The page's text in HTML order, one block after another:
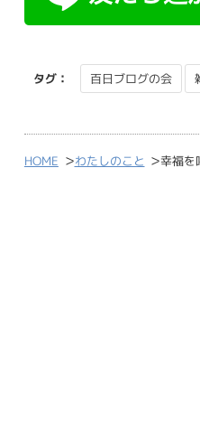
タグ： 百日ブログの会
HOME >わたしのこと >幸福を